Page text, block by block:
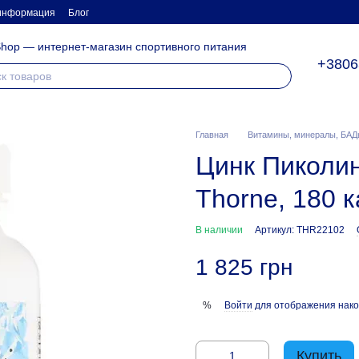
Блог
— интернет-магазин спортивного питания
Главная Витамины, минералы,
Цинк
Thorne, 180
В наличии Артикул: THR22102
1 825 грн
% Войти для отображения
Купить